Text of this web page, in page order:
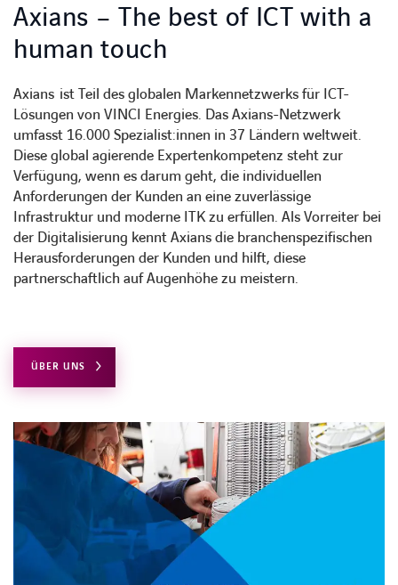
Kontakt
Axians – The best of ICT with a
human touch
Axians ist Teil des globalen Markennetzwerks für ICT-
Lösungen von VINCI Energies. Das Axians-Netzwerk
umfasst 16.000 Spezialist:innen in 37 Ländern weltweit.
Diese global agierende Expertenkompetenz steht zur
Verfügung, wenn es darum geht, die individuellen
Anforderungen der Kunden an eine zuverlässige
Infrastruktur und moderne ITK zu erfüllen. Als Vorreiter bei
der Digitalisierung kennt Axians die branchenspezifischen
Herausforderungen der Kunden und hilft, diese
partnerschaftlich auf Augenhöhe zu meistern.
ÜBER UNS